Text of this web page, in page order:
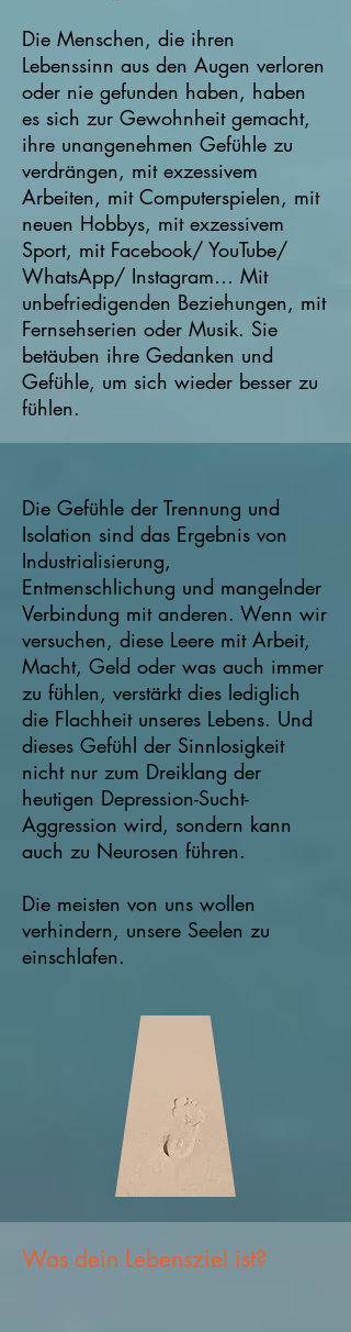
Die Menschen, die ihren
Lebenssinn aus den Augen verloren
oder nie gefunden haben, haben
es sich zur Gewohnheit gemacht,
ihre unangenehmen Gefühle zu
verdrängen, mit exzessivem
Arbeiten, mit Computerspielen, mit
neuen Hobbys, mit exzessivem
Sport, mit Facebook/ YouTube/
WhatsApp/ Instagram… Mit
unbefriedigenden Beziehungen, mit
Fernsehserien oder Musik. Sie
betäuben ihre Gedanken und
Gefühle, um sich wieder besser zu
fühlen.
Was dein Lebensziel ist?
Die Gefühle der Trennung und
Isolation sind das Ergebnis von
Industrialisierung,
Entmenschlichung und mangelnder
Verbindung mit anderen. Wenn wir
versuchen, diese Leere mit Arbeit,
Macht, Geld oder was auch immer
zu fühlen, verstärkt dies lediglich
die Flachheit unseres Lebens. Und
dieses Gefühl der Sinnlosigkeit
nicht nur zum Dreiklang der
heutigen Depression-Sucht-
Aggression wird, sondern kann
auch zu Neurosen führen.
Die meisten von uns wollen
verhindern, unsere Seelen zu
einschlafen.